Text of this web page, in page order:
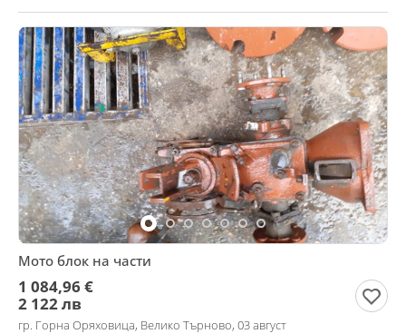
Мото блок на части
1 084,96 €
2 122 лв
гр. Горна Оряховица, Велико Търново, 03 август